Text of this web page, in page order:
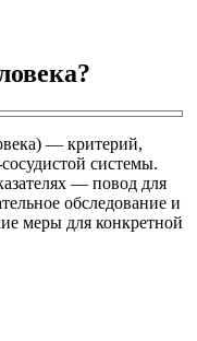
— критерий,
системы.
— повод для
обследование и
меры для конкретной